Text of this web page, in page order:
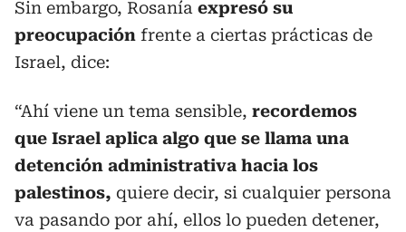
Sin embargo, Rosanía expresó su
preocupación frente a ciertas prácticas de
Israel, dice:
“Ahí viene un tema sensible, recordemos
que Israel aplica algo que se llama una
detención administrativa hacia los
palestinos, quiere decir, si cualquier persona
va pasando por ahí, ellos lo pueden detener,